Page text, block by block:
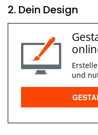
2. Dein Design
und